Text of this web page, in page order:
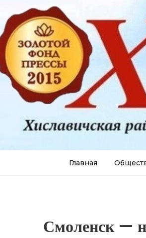
Главная
Смоленск —